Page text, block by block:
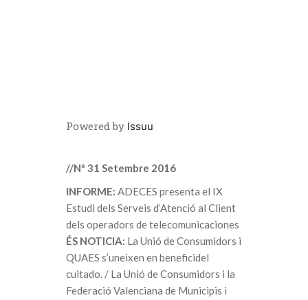
Powered by Issuu
//Nº 31 Setembre 2016
INFORME: ADECES presenta el IX
Estudi dels Serveis d’Atenció al Client
dels operadors de telecomunicaciones
ÉS NOTICIA: La Unió de Consumidors i
QUAES s’uneixen en beneficidel
cuitado. / La Unió de Consumidors i la
Federació Valenciana de Municipis i